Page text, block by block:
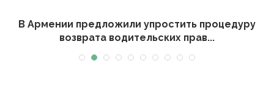
В Армении предложили упростить процедуру
возврата водительских прав...